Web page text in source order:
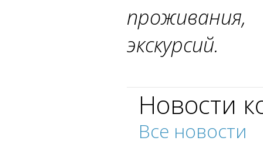
экскурсий.
Новости
Все новости